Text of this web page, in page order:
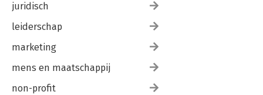
juridisch
leiderschap
marketing
mens en maatschappij
non-profit